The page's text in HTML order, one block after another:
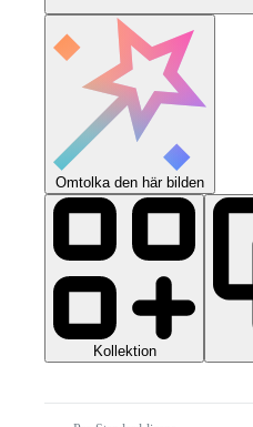
Omtolka den här bilden
Kollektion